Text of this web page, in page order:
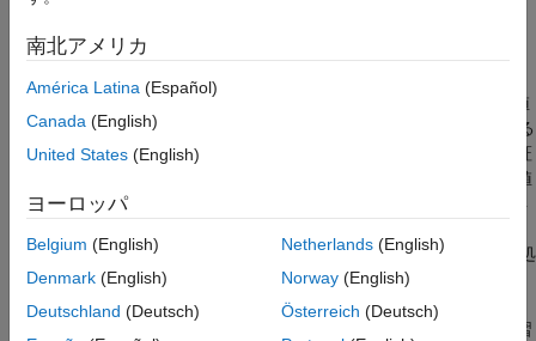
プロパティ
オブジェクト関数
例
拡張機能
参考
て、交差検証回帰の品質を推定します。
kfold オブジェクト関数では、学習分割 (分割内) 観測値
で学習させたモデルを使用して検証分割 (分割外) 観測値に対する
応答を予測します。たとえば、データを 5 つに分割して交差検証
を行うとします。ほぼ等しいサイズの 5 つのグループに各観測値
が無作為に割り当てられます。
にはグループのうち 4
ータの約 1/5) が含まれます。この場合、交差検証は次のように処
理されます。
に格納されている) 1 番目のモデルの学習
南北アメリカ
América Latina (Español)
Canada (English)
United States (English)
ヨーロッパ
Belgium (English)
Denmark (English)
Deutschland (Deutsch)
Netherlands(English)
Norway(English)
Österreich (Deutsch)